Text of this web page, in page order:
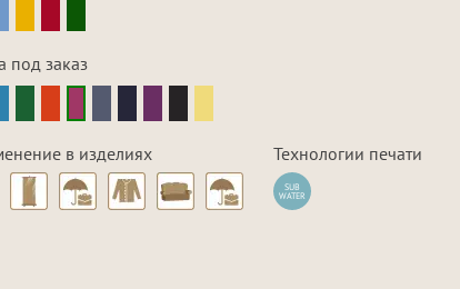
под заказ
в изделиях Технологии печати
SUB
WATER